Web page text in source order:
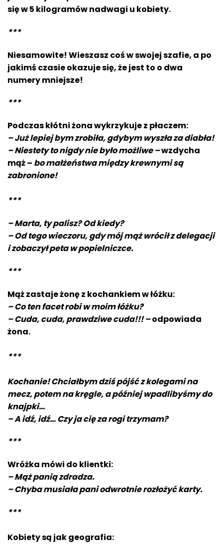
się w 5 kilogramów nadwagi u kobiety.
***
Niesamowite! Wieszasz coś w swojej szafie, a po
jakimś czasie okazuje się, że jest to o dwa
numery mniejsze!
***
Podczas kłótni żona wykrzykuje z płaczem:
– Już lepiej bym zrobiła, gdybym wyszła za diabła!
– Niestety to nigdy nie było możliwe –wzdycha
mąż – bo małżeństwa między krewnymi są
zabronione!
***
– Marta, ty palisz? Od kiedy?
– Od tego wieczoru, gdy mój mąż wrócił z delegacji
i zobaczył peta w popielniczce.
***
Mąż zastaje żonę z kochankiem w łóżku:
– Co ten facet robi w moim łóżku?
– Cuda, cuda, prawdziwe cuda!!! –odpowiada
żona.
***
Kochanie! Chciałbym dziś pójść z kolegami na
mecz, potem na kręgle, a później wpadlibyśmy do
knajpki…
– A idź, idź… Czy ja cię za rogi trzymam?
***
Wróżka mówi do klientki:
– Mąż panią zdradza.
– Chyba musiała pani odwrotnie rozłożyć karty.
***
Kobiety są jak geografia: